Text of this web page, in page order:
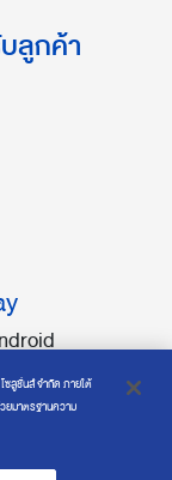
ลูกค้า
โซลูชั่นส์ จำกัด ภายใต้
ยมาตรฐานความ